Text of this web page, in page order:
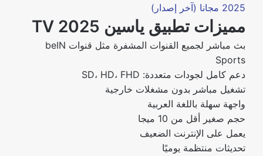
2025 مجانا (آخر إصدار)
مميزات تطبيق ياسين TV 2025
بث مباشر لجميع القنوات المشفرة مثل قنوات beIN
Sports
دعم كامل لجودات متعددة: SD، HD، FHD
تشغيل مباشر بدون مشغلات خارجية
واجهة سهلة باللغة العربية
حجم صغير أقل من 10 ميجا
يعمل على الإنترنت الضعيف
تحديثات منتظمة يوميًا